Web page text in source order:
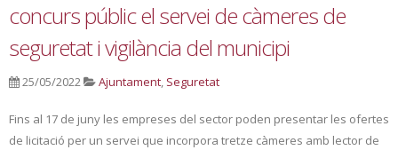
concurs públic el servei de càmeres de
seguretat i vigilància del municipi
25/05/2022 Ajuntament, Seguretat
Fins al 17 de juny les empreses del sector poden presentar les ofertes
de licitació per un servei que incorpora tretze càmeres amb lector de